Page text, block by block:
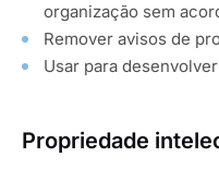
organização sem
Remover avisos de
Usar para
Propriedade